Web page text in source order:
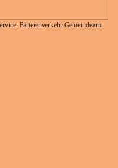
Parteienverkehr Gemeindeamt